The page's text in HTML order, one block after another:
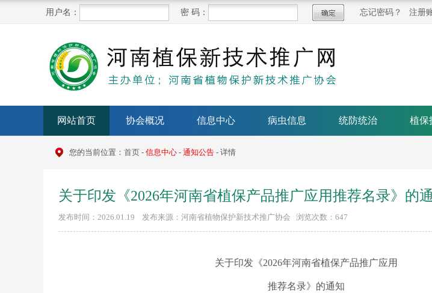
用户名： 密 码： 忘记密码？ 注册
网站首页 协会概况 信息中心 病虫信息 统防统治 植保
您的当前位置： 首页 - 信息中心 - 通知公告 - 详情
关于印发《2026年河南省植保产品推广应用推荐名录》的
发布时间：2026.01.19 发布来源：河南省植物保护新技术推广协会 浏览次数： 647
关于印发《2026年河南省植保产品推广应用
推荐名录》的通知